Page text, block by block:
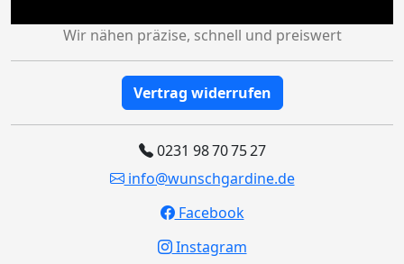
Wir nähen präzise, schnell und preiswert
Vertrag widerrufen
0231 98 70 75 27
info@wunschgardine.de
Facebook
Instagram